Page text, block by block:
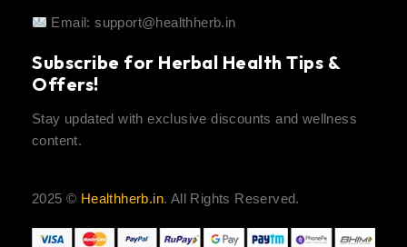
Email:support@healthherb.in
Subscribe for Herbal Health Tips &
Offers!
Stay updated with exclusive discounts and wellness
content.
2025 © Healthherb.in. All Rights Reserved.